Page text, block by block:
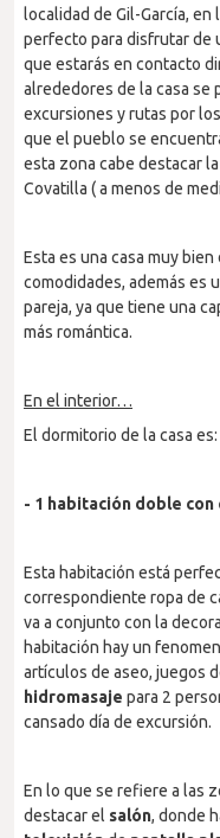
localidad de Gil-García,
perfecto para disfrutar de
que estarás en contacto
alrededores de la casa se
excursiones y rutas por
que el pueblo se
esta zona cabe destacar
Covatilla ( a menos de
Esta es una casa muy
comodidades, además es
pareja, ya que tiene una
más romántica.
En el interior…
El dormitorio de la casa es:
- 1 habitación doble con
Esta habitación está
correspondiente ropa de
va a conjunto con la
habitación hay un
artículos de aseo, juegos
hidromasaje para 2
cansado día de excursión.
En lo que se refiere a las
destacar el salón, donde